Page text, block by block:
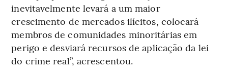
inevitavelmente levará a um maior
crescimento de mercados ilícitos, colocará
membros de comunidades minoritárias em
perigo e desviará recursos de aplicação da lei
do crime real”, acrescentou.